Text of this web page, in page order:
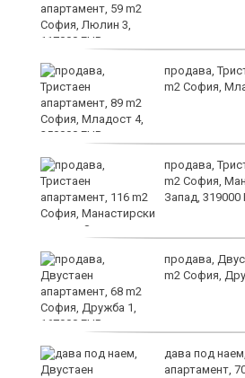
продава,
m2 София,
продава,
m2 София,
Запад, 319000
продава,
m2 София,
дава под
апартамент,